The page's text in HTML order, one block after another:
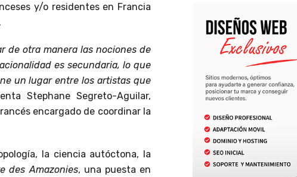
y/o residentes en Francia
de otra manera las nociones de
es secundaria, lo que
un lugar entre los artistas que
Stephane Segreto-Aguilar,
encargado de coordinar la
la ciencia autóctona, la
des Amazonies, una puesta en